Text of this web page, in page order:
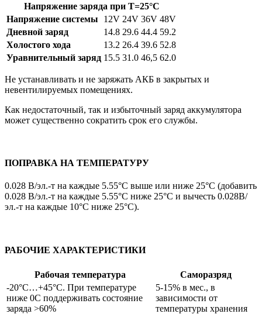
Напряжение заряда при Т=25°C
Напряжение системы
12V 24V 36V 48V
Дневной заряд
14.8 29.6 44.4 59.2
Холостого хода
13.2 26.4 39.6 52.8
Уравнительный заряд 15.5 31.0 46,5 62.0
Не устанавливать и не заряжать АКБ в закрытых и
невентилируемых помещениях.
Как недостаточный, так и избыточный заряд аккумулятора
может существенно сократить срок его службы.
ПОПРАВКА НА ТЕМПЕРАТУРУ
0.028 В/эл.-т на каждые 5.55°C выше или ниже 25°C (добавить
0.028 В/эл.-т на каждые 5.55°C ниже 25°C и вычесть 0.028В/
эл.-т на каждые 10°C ниже 25°C).
РАБОЧИЕ ХАРАКТЕРИСТИКИ
Рабочая температура
Саморазряд
-20°C…+45°C. При температуре
ниже 0С поддерживать состояние
заряда >60%
5-15% в мес., в
зависимости от
температуры хранения